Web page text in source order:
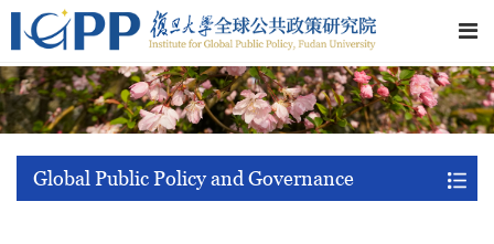
Global Public Policy and Governance